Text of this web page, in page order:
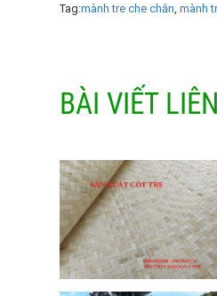
Tag mành tre che chắn mành
BÀI VIẾT